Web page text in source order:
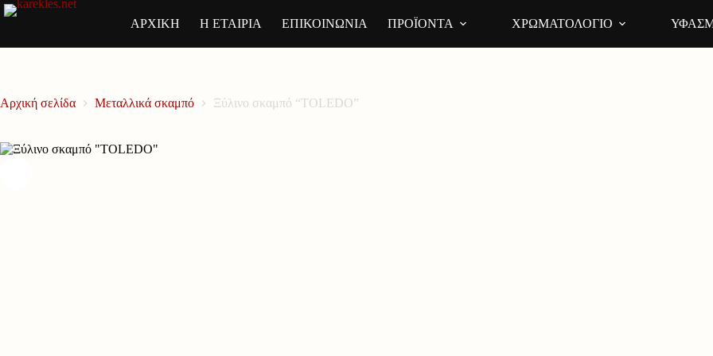
Μετάβαση
στο
ΑΡΧΙΚΗ Η ΕΤΑΙΡΙΑ ΕΠΙΚΟΙΝΩΝΙΑ ΠΡΟΪΟΝΤΑ ΧΡΩΜΑΤΟΛΟΓΙΟ
Αρχική σελίδα Μεταλλικά σκαμπό Ξύλινο σκαμπό “TOLEDO”